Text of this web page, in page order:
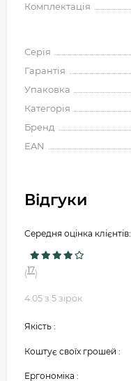
Комплектація
Серія
Гарантія
Упаковка
Категорія
Бренд
EAN
Відгуки
Середня оцінка клієнтів:
(17)
4.05 з 5 зірок
Якість :
Коштує своїх грошей :
Ергономіка :